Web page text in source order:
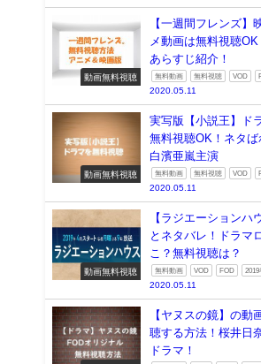
動画無料視聴
【一週間フレンズ】
メ動画は無料視聴OK
あらすじ紹介！
無料動画 無料視聴 VOD
2020.05.11
動画無料視聴
実写版【小説王】ド
無料視聴OK！ネタば
白濱亜嵐主演
無料動画 無料視聴 VOD
2020.05.11
動画無料視聴
【ラジエーションハ
とネタバレ！ドラマ
こ？無料視聴は？
無料動画 VOD FOD 2019
2020.05.11
【ヤヌスの鏡】の動
聴する方法！桜井日
ドラマ！